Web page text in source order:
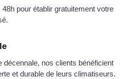
pour établir gratuitement votre
décennale, nos clients bénéficient
et durable de leurs climatiseurs.